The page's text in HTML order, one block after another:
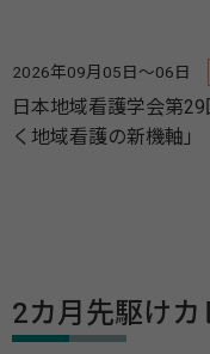
2026年09月05日～06日
日本地域看護学会第
く地域看護の新機軸」
2カ月先駆けカ